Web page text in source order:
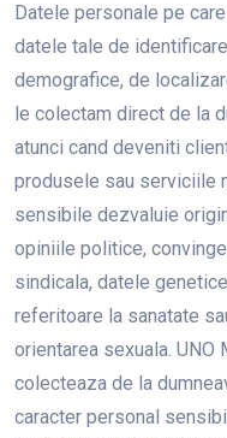
Datele personale pe
datele tale de
demografice, de
le colectam direct de la
atunci cand deveniti
produsele sau serviciile
sensibile dezvaluie
opiniile politice,
sindicala, datele
referitoare la sanatate
orientarea sexuala. UNO
colecteaza de la
caracter personal